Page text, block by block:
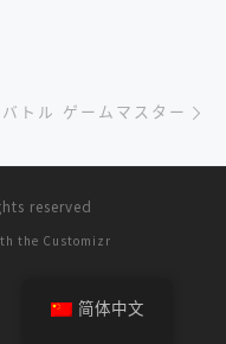
トル ゲームマスター
reserved
the Customizr
简体中文